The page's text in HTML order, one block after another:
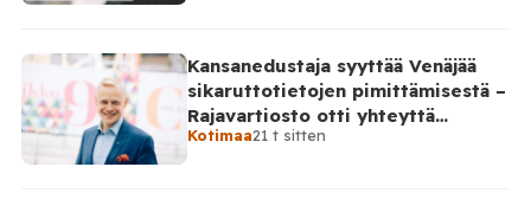
Kansanedustaja syyttää Venäjää
sikaruttotietojen pimittämisestä –
Rajavartiosto otti yhteyttä
Venäjälle
Kotimaa21 t sitten